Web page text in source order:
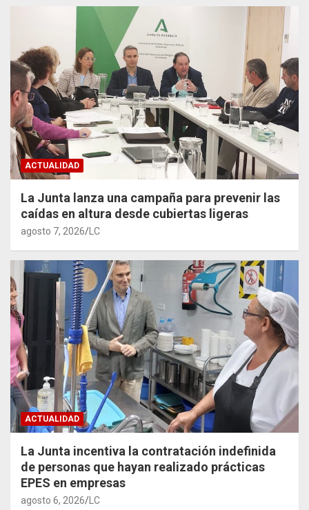
ACTUALIDAD
La Junta lanza una campaña para prevenir las
caídas en altura desde cubiertas ligeras
agosto 7, 2026 LC
ACTUALIDAD
La Junta incentiva la contratación indefinida
de personas que hayan realizado prácticas
EPES en empresas
agosto 6, 2026 LC